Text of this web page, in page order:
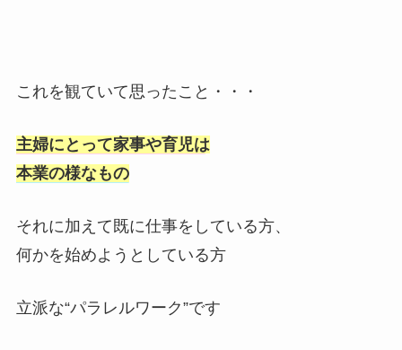
これを観ていて思ったこと・・・
主婦にとって家事や育児は
本業の様なもの
それに加えて既に仕事をしている方、
何かを始めようとしている方
立派な“パラレルワーク”です